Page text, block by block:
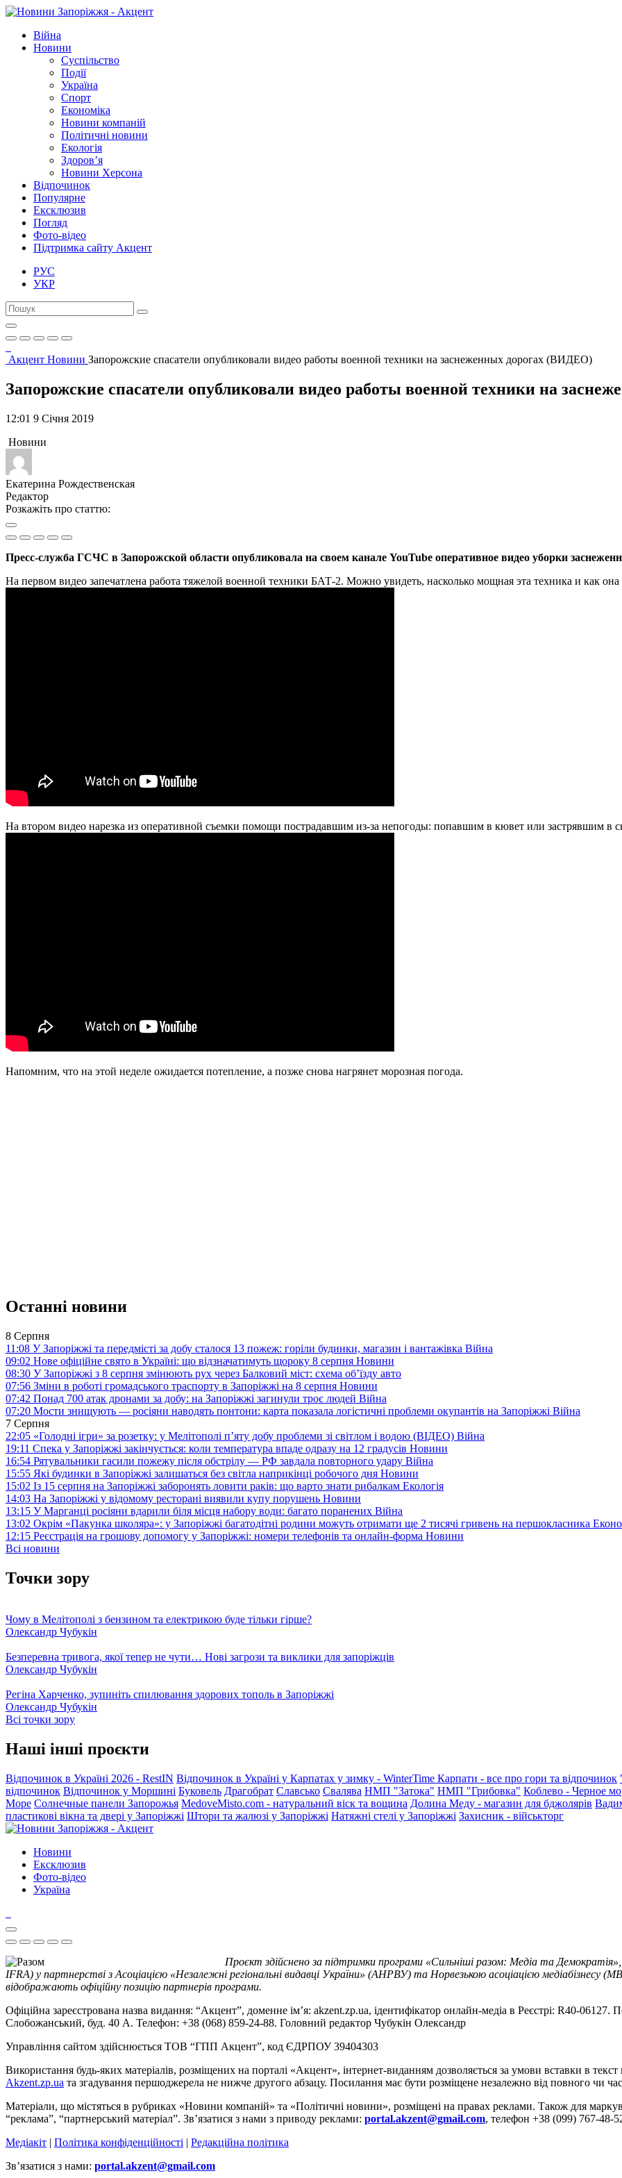
Війна
Новини
Суспільство
Події
Україна
Спорт
Економіка
Новини компаній
Політичні новини
Екологія
Здоров’я
Новини Херсона
Відпочинок
Популярне
Ексклюзив
Погляд
Фото-відео
Підтримка сайту Акцент
РУС
УКР
Акцент Новини Запорожские спасатели опубликовали видео работы военной техники на заснеженных дорогах (ВИДЕО)
Запорожские спасатели опубликовали видео работы военной техники на
12:01 9 Січня 2019
Новини
Екатерина Рождественская
Редактор
Розкажіть про статтю:
Пресс-служба ГСЧС в Запорожской области опубликовала на своем канале YouTube оперативное видео уборки
На первом видео запечатлена работа тяжелой военной техники БАТ-2. Можно увидеть, насколько мощная эта техника и как
На втором видео нарезка из оперативной съемки помощи пострадавшим из-за непогоды: попавшим в кювет или застрявшим в
Напомним, что на этой неделе ожидается потепление, а позже снова нагрянет морозная погода.
Останні новини
8 Серпня
11:08 У Запоріжжі та передмісті за добу сталося 13 пожеж: горіли будинки, магазин і вантажівка Війна
09:02 Нове офіційне свято в Україні: що відзначатимуть щороку 8 серпня Новини
08:30 У Запоріжжі з 8 серпня змінюють рух через Балковий міст: схема об’їзду авто
07:56 Зміни в роботі громадського траспорту в Запоріжжі на 8 серпня Новини
07:42 Понад 700 атак дронами за добу: на Запоріжжі загинули троє людей Війна
07:20 Мости знищують — росіяни наводять понтони: карта показала логістичні проблеми окупантів на Запоріжжі Війна
7 Серпня
22:05 «Голодні ігри» за розетку: у Мелітополі п’яту добу проблеми зі світлом і водою (ВІДЕО) Війна
19:11 Спека у Запоріжжі закінчується: коли температура впаде одразу на 12 градусів Новини
16:54 Рятувальники гасили пожежу після обстрілу — РФ завдала повторного удару Війна
15:55 Які будинки в Запоріжжі залишаться без світла наприкінці робочого дня Новини
15:02 Із 15 серпня на Запоріжжі заборонять ловити раків: що варто знати рибалкам Екологія
14:03 На Запоріжжі у відомому ресторані виявили купу порушень Новини
13:15 У Марганці росіяни вдарили біля місця набору води: багато поранених Війна
13:02 Окрім «Пакунка школяра»: у Запоріжжі багатодітні родини можуть отримати ще 2 тисячі гривень на першокласника
12:15 Реєстрація на грошову допомогу у Запоріжжі: номери телефонів та онлайн-форма Новини
Всі новини
Точки зору
Чому в Мелітополі з бензином та електрикою буде тільки гірше?
Олександр Чубукін
Безперевна тривога, якої тепер не чути… Нові загрози та виклики для запоріжців
Олександр Чубукін
Регіна Харченко, зупиніть спилювання здорових тополь в Запоріжжі
Олександр Чубукін
Всі точки зору
Наші інші проєкти
Відпочинок в Україні 2026 - RestIN Відпочинок в Україні у Карпатах у зимку - WinterTime Карпати - все про гори та відпочинок
відпочинок Відпочинок у Моршині Буковель Драгобрат Славсько Свалява НМП "Затока" НМП "Грибовка" Коблево - Черное
Море Солнечные панели Запорожья MedoveMisto.com - натуральний віск та вощина Долина Меду - магазин для бджолярів
пластикові вікна та двері у Запоріжжі Штори та жалюзі у Запоріжжі Натяжні стелі у Запоріжжі Захисник - військторг
Новини
Ексклюзив
Фото-відео
Україна
Проєкт здійснено за підтримки програми «Сильніші разом: Медіа та
IFRA) у партнерстві з Асоціацією «Незалежні регіональні видавці України» (АНРВУ) та Норвезькою асоціацією медіабізнесу
відображають офіційну позицію партнерів програми.
Офіційна зареєстрована назва видання: “Акцент”, доменне ім’я: akzent.zp.ua, ідентифікатор онлайн-медіа в Реєстрі: R40-
Слобожанський, буд. 40 А. Телефон: +38 (068) 859-24-88. Головний редактор Чубукін Олександр
Управління сайтом здійснюється ТОВ “ГПП Акцент”, код ЄДРПОУ 39404303
Використання будь-яких матеріалів, розміщених на порталі «Акцент», інтернет-виданням дозволяється за умови вставки в
Akzent.zp.ua та згадування першоджерела не нижче другого абзацу. Посилання має бути розміщене незалежно від повного чи
Матеріали, що містяться в рубриках «Новини компаній» та «Політичні новини», розміщені на правах реклами. Також для
“реклама”, “партнерський матеріал”. Зв’язатися з нами з приводу реклами: portal.akzent@gmail.com, телефон +38 (099) 767-48-
Медіакіт | Політика конфіденційності | Редакційна політика
Зв’язатися з нами: portal.akzent@gmail.com